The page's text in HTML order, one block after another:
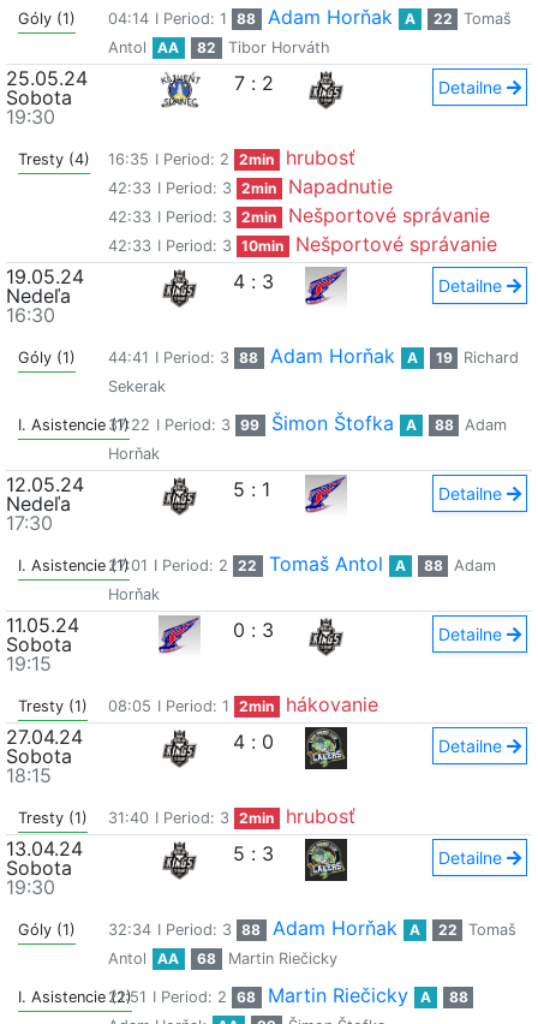
Góly (1) 04:14 I Period: 1 88 Adam Horňak A 22
Tomaš
Antol
AA 82 Tibor Horváth
25.05.24
Sobota
19:30
7 : 2 Detailne
Tresty (4) 16:35 I Period: 2 2min hrubosť
42:33 I Period: 3 2min Napadnutie
42:33 I Period: 3 2min Nešportové správanie
42:33 I Period: 3 10min
Nešportové správanie
19.05.24
Nedeľa
16:30
4 : 3 Detailne
Góly (1) 44:41 I Period: 3 88 Adam Horňak A 19
Richard
Sekerak
I. Asistencie (1)37:22 I Period: 3 99 Šimon Štofka A 88
Adam
Horňak
12.05.24
Nedeľa
17:30
5 : 1 Detailne
I. Asistencie (1)27:01 I Period: 2 22 Tomaš Antol A 88
Adam
Horňak
11.05.24
Sobota
19:15
0 : 3 Detailne
Tresty (1) 08:05 I Period: 1 2min
hákovanie
27.04.24
Sobota
18:15
4 : 0 Detailne
Tresty (1) 31:40 I Period: 3 2min
hrubosť
13.04.24
Sobota
19:30
5 : 3 Detailne
Góly (1) 32:34 I Period: 3 88 Adam Horňak A 22
Tomaš
Antol
AA 68 Martin Riečicky
I. Asistencie (2)
21:51 I Period: 2 68 Martin Riečicky A
88